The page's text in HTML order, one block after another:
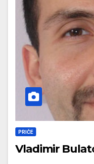
PRIČE
Vladimir